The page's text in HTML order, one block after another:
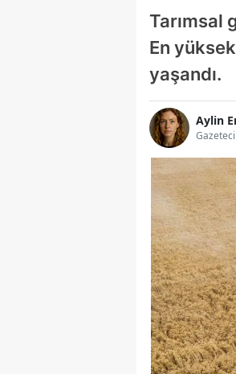
Tarımsal
En
yaşandı.
Aylin
Gazeteci